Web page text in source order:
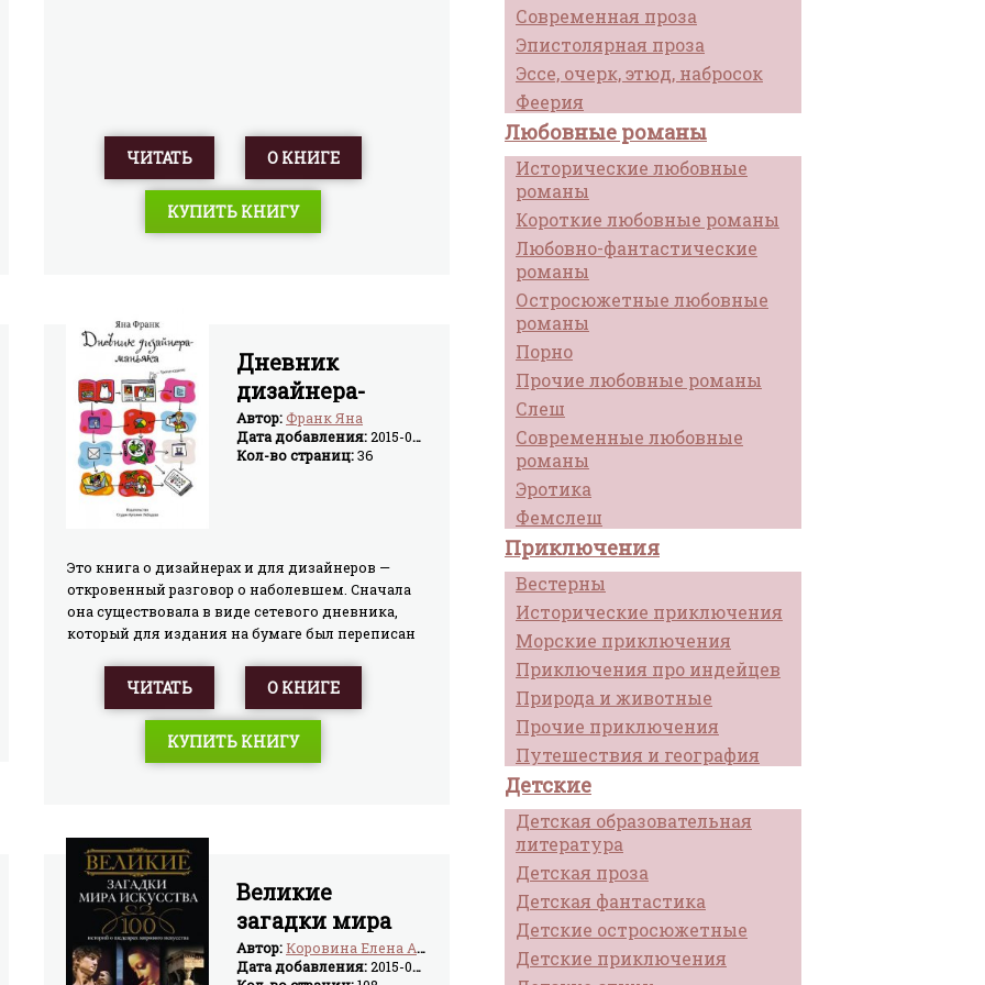
Современная проза
Эпистолярная проза
Эссе, очерк, этюд, набросок
Феерия
Любовные романы
Исторические любовные
романы
Короткие любовные романы
Любовно-фантастические
романы
Остросюжетные любовные
романы
Порно
Прочие любовные романы
Слеш
Современные любовные
романы
Эротика
Фемслеш
Приключения
Вестерны
Исторические приключения
Морские приключения
Приключения про индейцев
Природа и животные
Прочие приключения
Путешествия и география
Детские
Детская образовательная
литература
Детская проза
Детская фантастика
Детские остросюжетные
Детские приключения
ЧИТАТЬ О КНИГЕ
КУПИТЬ КНИГУ
Дневник
дизайнера-
маньяка
Автор:Франк Яна
Дата добавления:2015-08-26
Кол-во страниц:36
Это книга о дизайнерах и для дизайнеров —
откровенный разговор о наболевшем. Сначала
она существовала в виде сетевого дневника,
который для издания на бумаге был переписан
своими мыслями о профессии, предлагает
ответы на «вечные вопросы»: должен ли
дизайнер уметь рисовать, существует ли
идеальный заказчик, где брать свежие идеи,
чем отличается плагиат от работы с
хорошее начинание. Впервые книга была
издана в 2006 году.
ЧИТАТЬ О КНИГЕ
КУПИТЬ КНИГУ
Великие
загадки мира
искусства. 100
историй о
Автор:Коровина Елена Анатольевна
Дата добавления:2015-08-28